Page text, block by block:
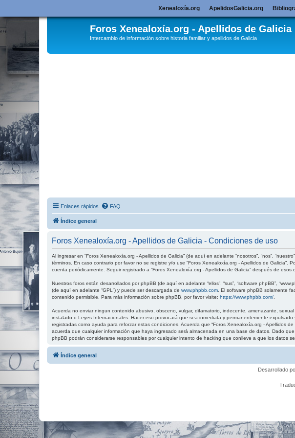
Foros Xenealoxía.org - Apellidos de Galicia
Intercambio de información sobre historia familiar y apellidos de Galicia
Enlaces rápidos FAQ
Índice general
Foros Xenealoxía.org - Apellidos de Galicia - Condiciones de uso
Al ingresar en “Foros Xenealoxía.org - Apellidos de Galicia” (de aquí en adelante “nosotros”, “nos”,
términos. En caso contrario por favor no se registre y/o use “Foros Xenealoxía.org - Apellidos de
cuenta periódicamente. Seguir registrado a “Foros Xenealoxía.org - Apellidos de Galicia” después de
Nuestros foros están desarrollados por phpBB (de aquí en adelante “ellos”, “sus”, “software phpBB”,
(de aquí en adelante “GPL”) y puede ser descargada de www.phpbb.com . El software phpBB solamente
contenido permisible. Para más información sobre phpBB, por favor visite: https://www.phpbb.com/
Acuerda no enviar ningun contenido abusivo, obsceno, vulgar, difamatorio, indecente, amenazante,
instalado o Leyes Internacionales. Hacer eso provocará que sea inmediata y permanentemente
registradas como ayuda para reforzar estas condiciones. Acuerda que “Foros Xenealoxía.org - Apellidos
acuerda que cualquier información que haya ingresado será almacenada en una base de datos. Dado
phpBB podrán considerarse responsables por cualquier intento de hacking que conlleve a que los datos
Xenealoxía.org ApelidosGalicia.org
Índice general
Desarrollado